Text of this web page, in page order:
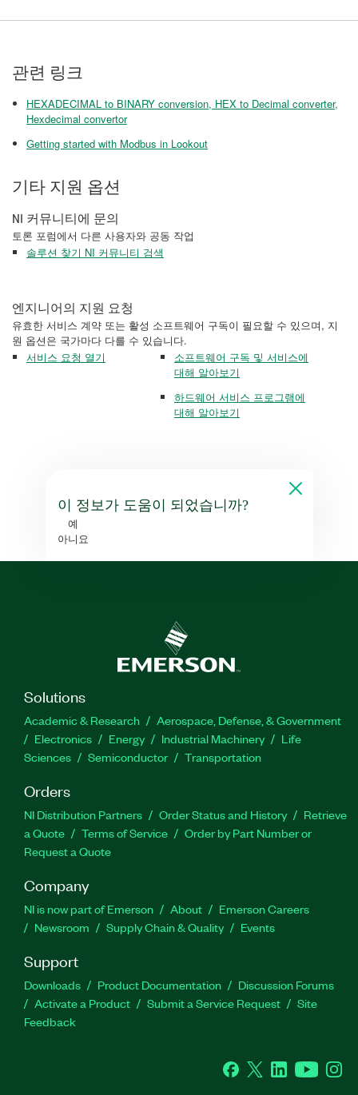
관련 링크
HEXADECIMAL to BINARY conversion, HEX to Decimal converter,
Hexdecimal convertor
Getting started with Modbus in Lookout
기타 지원 옵션
NI 커뮤니티에 문의
토론 포럼에서 다른 사용자와 공동 작업
솔루션 찾기 NI 커뮤니티 검색
엔지니어의 지원 요청
유효한 서비스 계약 또는 활성 소프트웨어 구독이 필요할 수 있으며, 지
원 옵션은 국가마다 다를 수 있습니다.
서비스 요청 열기
소프트웨어 구독 및 서비스에
대해 알아보기
하드웨어 서비스 프로그램에
대해 알아보기
이 정보가 도움이 되었습니까?
예
아니요
Solutions
Academic & Research
Aerospace, Defense, & Government
Electronics
Energy Industrial Machinery
Life
Sciences
Semiconductor Transportation
Orders
NI Distribution Partners Order Status and History
Retrieve
a Quote
Terms of Service
Order by Part Number or
Request a Quote
Company
NI is now part of Emerson About
Emerson Careers
Newsroom
Supply Chain & Quality Events
Support
Downloads Product Documentation
Discussion Forums
Activate a Product
Submit a Service Request
Site
Feedback
Facebook
Twitter LinkedInYouTube